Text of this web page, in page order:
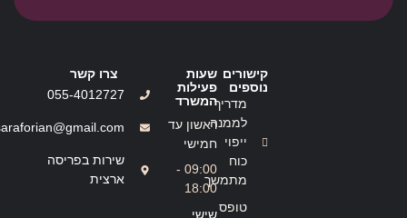
קישורים
נוספים
מדריך
לממנה
ייפוי
כוח
מתמשך
טופס
שעות
פעילות
המשרד
ראשון עד
חמישי
09:00 -
18:00
שישי
צרו קשר
055-4012727
שירות בפריסה
ארצית